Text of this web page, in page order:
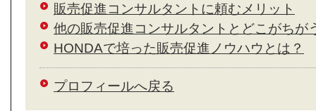
販売促進コンサルタントに頼むメリット
他の販売促進コンサルタントとどこがちが
HONDAで培った販売促進ノウハウとは？
プロフィールへ戻る